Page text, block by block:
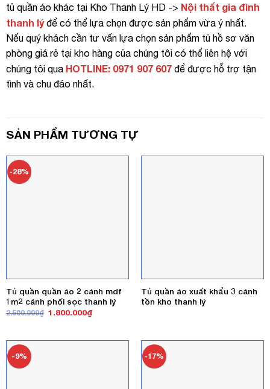
tủ quần áo khác tại Kho Thanh Lý HD -> Nội thất gia đình
thanh lýđể có thể lựa chọn được sản phẩm vừa ý nhất.
Nếu quý khách cần tư vấn lựa chọn sản phẩm tủ hồ sơ văn
phòng giá rẻ tại kho hàng của chúng tôi có thể liên hệ với
chúng tôi qua HOTLINE: 0971 907 607 để được hỗ trợ tận
tình và chu đáo nhất.
SẢN PHẨM TƯƠNG TỰ
-28%
Tủ quần quần áo 2 cánh mdf
1m2 cánh phối sọc thanh lý
2.500.000₫ Giá
1.800.000₫Giá
1.800.000₫.
Tủ quần áo xuất khẩu 3 cánh
tồn kho thanh lý
-9% -17%